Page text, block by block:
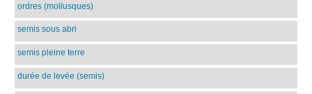
ordres (mollusques)
semis sous abri
semis pleine terre
durée de levée (semis)